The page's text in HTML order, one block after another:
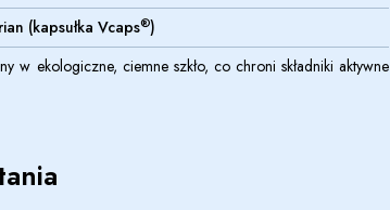
(kapsułka Vcaps®)
w ekologiczne, ciemne szkło, co chroni składniki aktywne